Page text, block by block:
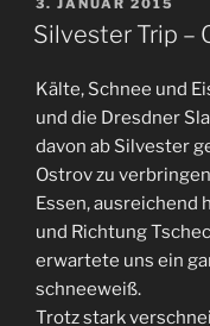
AM
3. JANUAR 2015
Silvester Trip –
Kälte, Schnee und
und die Dresdner
davon ab Silvester
Ostrov zu
Essen, ausreichend
und Richtung
erwartete uns ein
schneeweiß.
Trotz stark